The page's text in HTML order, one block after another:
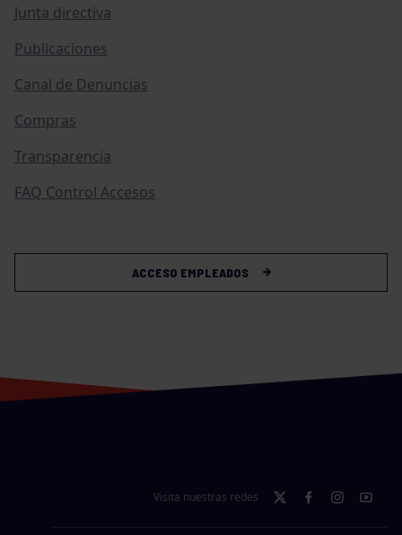
Junta directiva
Publicaciones
Canal de Denuncias
Compras
Transparencia
FAQ Control Accesos
ACCESO EMPLEADOS
Visita nuestras redes